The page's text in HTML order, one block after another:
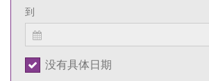
到
没有具体日期